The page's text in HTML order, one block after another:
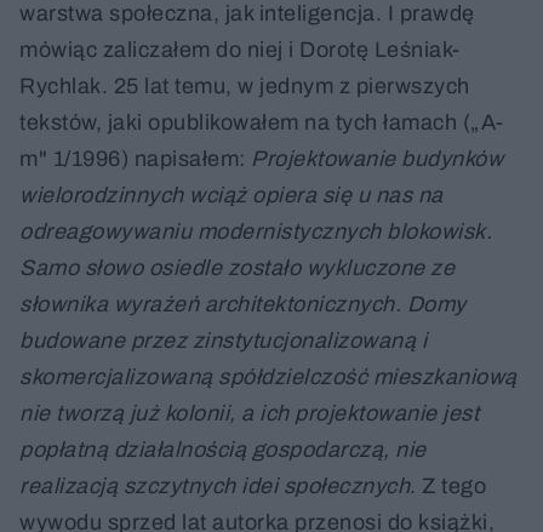
warstwa społeczna, jak inteligencja. I prawdę
mówiąc zaliczałem do niej i Dorotę Leśniak-
Rychlak. 25 lat temu, w jednym z pierwszych
tekstów, jaki opublikowałem na tych łamach („A-
m" 1/1996) napisałem: Projektowanie budynków
wielorodzinnych wciąż opiera się u nas na
odreagowywaniu modernistycznych blokowisk.
Samo słowo osiedle zostało wykluczone ze
słownika wyrażeń architektonicznych. Domy
budowane przez zinstytucjonalizowaną i
skomercjalizowaną spółdzielczość mieszkaniową
nie tworzą już kolonii, a ich projektowanie jest
popłatną działalnością gospodarczą, nie
realizacją szczytnych idei społecznych. Z tego
wywodu sprzed lat autorka przenosi do książki,